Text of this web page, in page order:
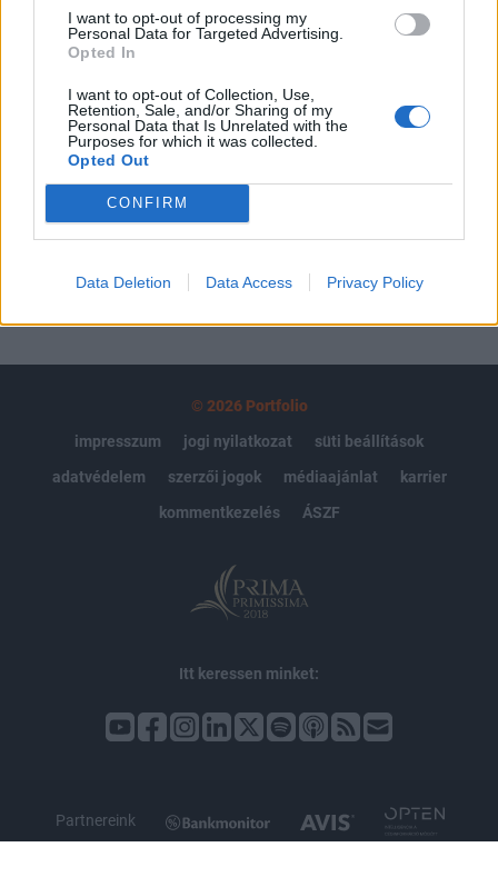
I want to opt-out of processing my
Personal Data for Targeted Advertising.
Opted In
I want to opt-out of Collection, Use,
Retention, Sale, and/or Sharing of my
Personal Data that Is Unrelated with the
Purposes for which it was collected.
Opted Out
CONFIRM
Data Deletion Data Access Privacy Policy
Az előfizetés a következőket tartalmazza:
Portfolio.hu teljes cikkarchívum
Kötéslisták: BÉT elmúlt 2 év napon belüli
kötéslistái
Előfizetés
© 2026 Portfolio
impresszum
jogi nyilatkozat
süti beállítások
adatvédelem
szerzői jogok médiaajánlat
karrier
kommentkezelés
ÁSZF
Itt keressen minket:
Partnereink